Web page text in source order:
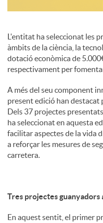
L'entitat ha seleccionat les
àmbits de la ciència, la
dotació econòmica de
respectivament per
A més del seu component
present edició han destacat
Dels 37 projectes
ha seleccionat en aquesta
facilitar aspectes de la vida
a reforçar les mesures de
carretera.
Tres projectes guanyadors
En aquest sentit, el primer